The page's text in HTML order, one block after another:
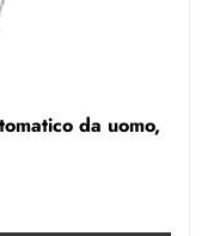
da uomo,